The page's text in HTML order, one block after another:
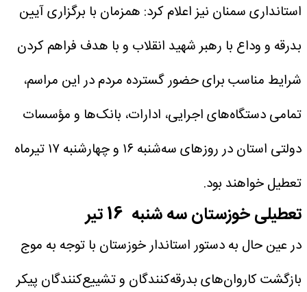
استانداری سمنان نیز اعلام کرد: همزمان با برگزاری آیین
بدرقه و وداع با رهبر شهید انقلاب ‌و با هدف فراهم کردن
شرایط مناسب برای حضور گسترده مردم در این مراسم،
تمامی دستگاه‌های اجرایی، ادارات، بانک‌ها و مؤسسات
دولتی استان در روزهای سه‌شنبه ۱۶ و چهارشنبه ۱۷ تیرماه
تعطیل خواهند بود.
تعطیلی خوزستان سه شنبه 16 تیر
در عین حال به دستور استاندار خوزستان با توجه به موج
بازگشت کاروان‌های بدرقه‌کنندگان و تشییع‌کنندگان پیکر